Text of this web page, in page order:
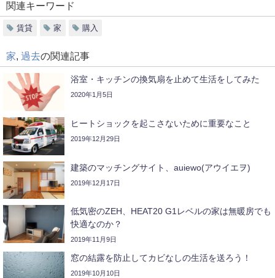
関連キーワード
賃貸 家 購入
家 過去の関連記事
浴室・キッチンの換気扇を止めて生活をしてみた
2020年1月5日
ヒートショックを起こさないために重要なこと
2019年12月29日
建築のマッチングサイト、auiewo(アウイエヲ)
2019年12月17日
低気密のZEH、HEAT20 G1レベルの家は無暖房でも
快適なのか？
2019年11月9日
窓の結露を防止してカビなしの生活を送ろう！
2019年10月10日